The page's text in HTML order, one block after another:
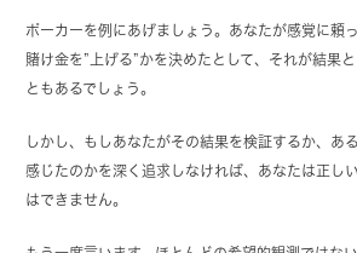
ポーカーを例にあげましょう。あなたが感覚に頼
賭け金を”上げる”かを決めたとして、それが結果
ともあるでしょう。
しかし、もしあなたがその結果を検証するか、あ
感じたのかを深く追求しなければ、あなたは正し
はできません。